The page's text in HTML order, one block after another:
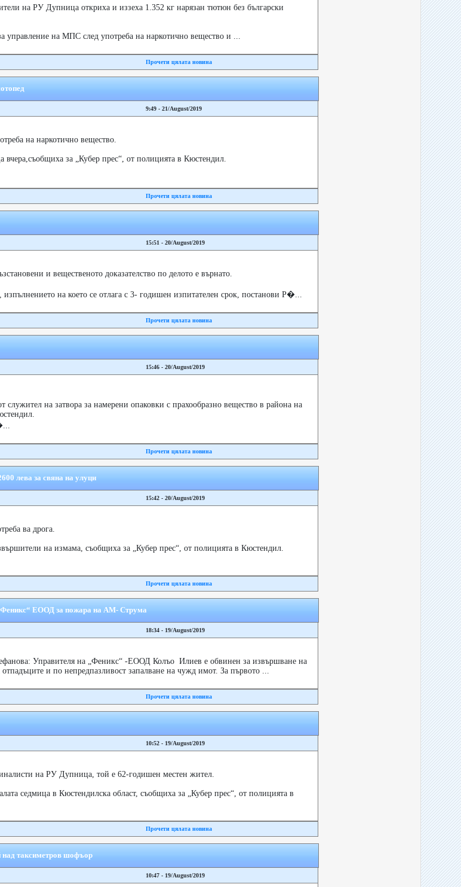
на РУ Дупница откриха и иззеха 1.352 кг нарязан тютюн без български
управление на МПС след употреба на наркотично вещество и ...
Прочети цялата новина
9:49 - 21/August/2019
на наркотично вещество.
за „Кубер прес“, от полицията в Кюстендил.
Прочети цялата новина
15:51 - 20/August/2019
и вещественото доказателство по делото е върнато.
изпълнението на което се отлага с 3- годишен изпитателен срок, постанови Р�...
Прочети цялата новина
15:46 - 20/August/2019
на затвора за намерени опаковки с прахообразно вещество в района на
Прочети цялата новина
лева за свяна на улуци
15:42 - 20/August/2019
ва дрога.
на измама, съобщиха за „Кубер прес“, от полицията в Кюстендил.
Прочети цялата новина
ЕООД за пожара на АМ- Струма
18:34 - 19/August/2019
Управителя на „Феникс“ -ЕООД Колъо Илиев е обвинен за извършване на
и по непредпазливост запалване на чужд имот. За първото ...
Прочети цялата новина
10:52 - 19/August/2019
на РУ Дупница, той е 62-годишен местен жител.
седмица в Кюстендилска област, съобщиха за „Кубер прес“, от полицията в
Прочети цялата новина
таксиметров шофъор
10:47 - 19/August/2019